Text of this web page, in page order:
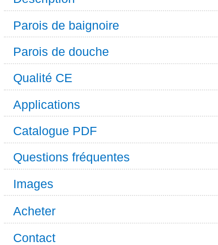
Parois de baignoire
Parois de douche
Qualité CE
Applications
Catalogue PDF
Questions fréquentes
Images
Acheter
Contact